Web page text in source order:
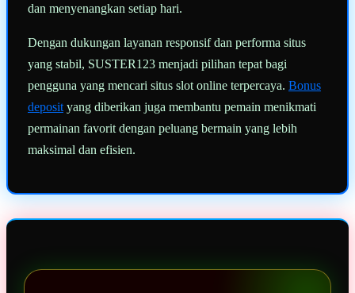
dan menyenangkan setiap hari.
Dengan dukungan layanan responsif dan performa situs
yang stabil, SUSTER123 menjadi pilihan tepat bagi
pengguna yang mencari situs slot online terpercaya. Bonus
deposit yang diberikan juga membantu pemain menikmati
permainan favorit dengan peluang bermain yang lebih
maksimal dan efisien.